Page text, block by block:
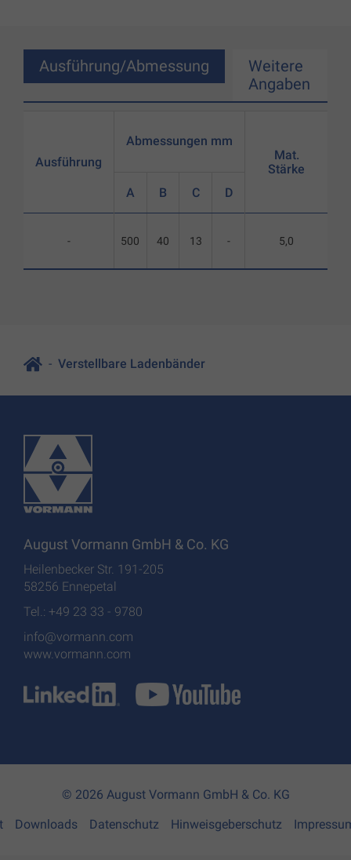
Ausführung/Abmessung
Weitere
Angaben
Ausführung
-
Abmessungen mm
A B C D
500 40 13 -
Mat.
Stärke
5,0
Verstellbare Ladenbänder
August Vormann GmbH & Co. KG
Heilenbecker Str. 191-205
58256 Ennepetal
Tel.: +49 23 33 - 9780
info@vormann.com
www.vormann.com
© 2026 August Vormann GmbH & Co. KG
Downloads Datenschutz Hinweisgeberschutz